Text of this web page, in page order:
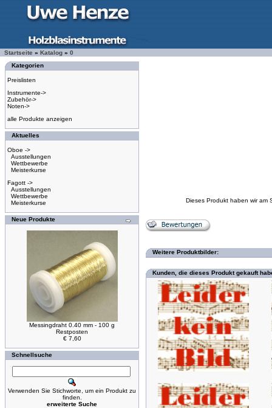
Startseite » Katalog » 0
Kategorien
Preislisten
Instrumente->
Zubehör->
Noten->
alle Produkte anzeigen
Aktuelles
Oboe ->
Ausstellungen
Wettbewerbe
Meisterkurse
Fagott ->
Ausstellungen
Wettbewerbe
Meisterkurse
Neue Produkte
Messingdraht 0.40 mm - 100 g
Restposten
€ 7,60
Schnellsuche
Verwenden Sie Stichworte, um ein Produkt zu
finden.
erweiterte Suche
Dieses Produkt haben wir am
Weitere Produktbilder:
Kunden, die dieses Produkt gekauft